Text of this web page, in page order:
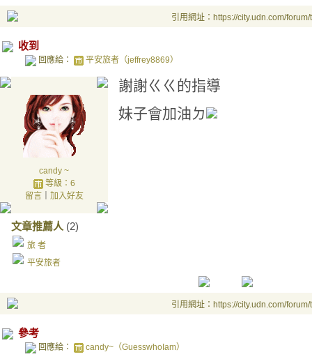
引用網址：https://city.udn.com/
收到
回應給： 平安旅者（jeffrey8869）
candy ~
等級：6
留言｜ 加入好友
文章推薦人 (2)
旅 者
平安旅者
謝謝ㄍㄍ的指導
妹子會加油ㄉ
引用網址：https://city.udn.com/
參考
回應給： candy~（GuesswhoIam）